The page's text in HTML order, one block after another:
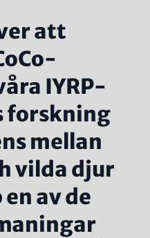
att
IYRP-
forskning
mellan
vilda djur
av de